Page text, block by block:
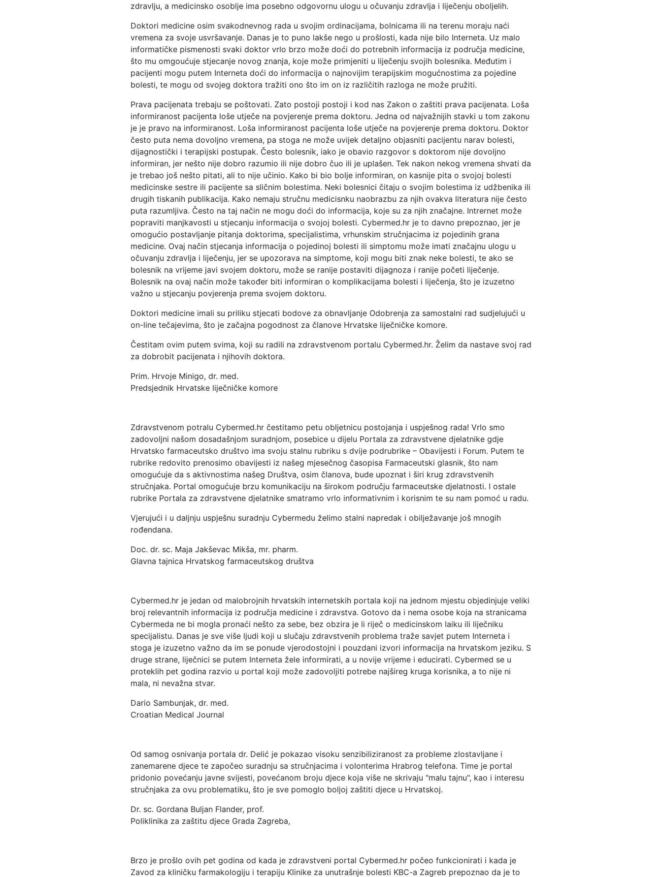
zdravlju, a medicinsko osoblje ima posebno odgovornu ulogu u očuvanju zdravlja i liječenju oboljelih.
Doktori medicine osim svakodnevnog rada u svojim ordinacijama, bolnicama ili na terenu moraju naći
vremena za svoje usvršavanje. Danas je to puno lakše nego u prošlosti, kada nije bilo Interneta. Uz malo
informatičke pismenosti svaki doktor vrlo brzo može doći do potrebnih informacija iz područja medicine,
što mu omgoućuje stjecanje novog znanja, koje može primjeniti u liječenju svojih bolesnika. Međutim i
pacijenti mogu putem Interneta doći do informacija o najnovijim terapijskim mogućnostima za pojedine
bolesti, te mogu od svojeg doktora tražiti ono što im on iz različitih razloga ne može pružiti.
Prava pacijenata trebaju se poštovati. Zato postoji postoji i kod nas Zakon o zaštiti prava pacijenata. Loša
informiranost pacijenta loše utječe na povjerenje prema doktoru. Jedna od najvažnijih stavki u tom zakonu
je je pravo na informiranost. Loša informiranost pacijenta loše utječe na povjerenje prema doktoru. Doktor
često puta nema dovoljno vremena, pa stoga ne može uvijek detaljno objasniti pacijentu narav bolesti,
dijagnostički i terapijski postupak. Često bolesnik, iako je obavio razgovor s doktorom nije dovoljno
informiran, jer nešto nije dobro razumio ili nije dobro čuo ili je uplašen. Tek nakon nekog vremena shvati da
je trebao još nešto pitati, ali to nije učinio. Kako bi bio bolje informiran, on kasnije pita o svojoj bolesti
medicinske sestre ili pacijente sa sličnim bolestima. Neki bolesnici čitaju o svojim bolestima iz udžbenika ili
drugih tiskanih publikacija. Kako nemaju stručnu medicisnku naobrazbu za njih ovakva literatura nije često
puta razumljiva. Često na taj način ne mogu doći do informacija, koje su za njih značajne. Intrernet može
popraviti manjkavosti u stjecanju informacija o svojoj bolesti. Cybermed.hr je to davno prepoznao, jer je
omogućio postavljanje pitanja doktorima, specijalistima, vrhunskim stručnjacima iz pojedinih grana
medicine. Ovaj način stjecanja informacija o pojedinoj bolesti ili simptomu može imati značajnu ulogu u
očuvanju zdravlja i liječenju, jer se upozorava na simptome, koji mogu biti znak neke bolesti, te ako se
bolesnik na vrijeme javi svojem doktoru, može se ranije postaviti dijagnoza i ranije početi liječenje.
Bolesnik na ovaj način može također biti informiran o komplikacijama bolesti i liječenja, što je izuzetno
važno u stjecanju povjerenja prema svojem doktoru.
Doktori medicine imali su priliku stjecati bodove za obnavljanje Odobrenja za samostalni rad sudjelujući u
on-line tečajevima, što je začajna pogodnost za članove Hrvatske liječničke komore.
Čestitam ovim putem svima, koji su radili na zdravstvenom portalu Cybermed.hr. Želim da nastave svoj rad
za dobrobit pacijenata i njihovih doktora.
Prim. Hrvoje Minigo, dr. med.
Predsjednik Hrvatske liječničke komore
Zdravstvenom potralu Cybermed.hr čestitamo petu obljetnicu postojanja i uspješnog rada! Vrlo smo
zadovoljni našom dosadašnjom suradnjom, posebice u dijelu Portala za zdravstvene djelatnike gdje
Hrvatsko farmaceutsko društvo ima svoju stalnu rubriku s dvije podrubrike – Obavijesti i Forum. Putem te
rubrike redovito prenosimo obavijesti iz našeg mjesečnog časopisa Farmaceutski glasnik, što nam
omogućuje da s aktivnostima našeg Društva, osim članova, bude upoznat i širi krug zdravstvenih
stručnjaka. Portal omogućuje brzu komunikaciju na širokom području farmaceutske djelatnosti. I ostale
rubrike Portala za zdravstvene djelatnike smatramo vrlo informativnim i korisnim te su nam pomoć u radu.
Vjerujući i u daljnju uspješnu suradnju Cybermedu želimo stalni napredak i obilježavanje još mnogih
rođendana.
Doc. dr. sc. Maja Jakševac Mikša, mr. pharm.
Glavna tajnica Hrvatskog farmaceutskog društva
Cybermed.hr je jedan od malobrojnih hrvatskih internetskih portala koji na jednom mjestu objedinjuje veliki
broj relevantnih informacija iz područja medicine i zdravstva. Gotovo da i nema osobe koja na stranicama
Cybermeda ne bi mogla pronaći nešto za sebe, bez obzira je li riječ o medicinskom laiku ili liječniku
specijalistu. Danas je sve više ljudi koji u slučaju zdravstvenih problema traže savjet putem Interneta i
stoga je izuzetno važno da im se ponude vjerodostojni i pouzdani izvori informacija na hrvatskom jeziku. S
druge strane, liječnici se putem Interneta žele informirati, a u novije vrijeme i educirati. Cybermed se u
proteklih pet godina razvio u portal koji može zadovoljiti potrebe najšireg kruga korisnika, a to nije ni
mala, ni nevažna stvar.
Dario Sambunjak, dr. med.
Croatian Medical Journal
Od samog osnivanja portala dr. Delić je pokazao visoku senzibiliziranost za probleme zlostavljane i
zanemarene djece te započeo suradnju sa stručnjacima i volonterima Hrabrog telefona. Time je portal
pridonio povećanju javne svijesti, povećanom broju djece koja više ne skrivaju "malu tajnu", kao i interesu
stručnjaka za ovu problematiku, što je sve pomoglo boljoj zaštiti djece u Hrvatskoj.
Dr. sc. Gordana Buljan Flander, prof.
Poliklinika za zaštitu djece Grada Zagreba,
Brzo je prošlo ovih pet godina od kada je zdravstveni portal Cybermed.hr počeo funkcionirati i kada je
Zavod za kliničku farmakologiju i terapiju Klinike za unutrašnje bolesti KBC-a Zagreb prepoznao da je to